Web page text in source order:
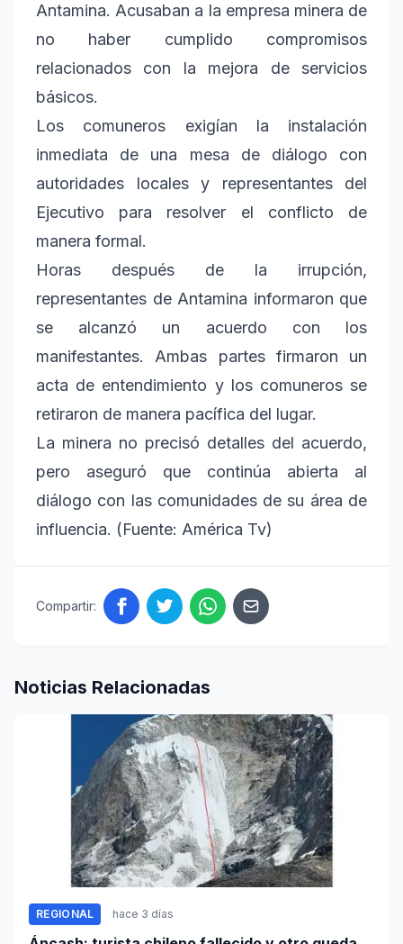
Antamina. Acusaban a la empresa minera de
no haber cumplido compromisos
relacionados con la mejora de servicios
básicos.
Los comuneros exigían la instalación
inmediata de una mesa de diálogo con
autoridades locales y representantes del
Ejecutivo para resolver el conflicto de
manera formal.
Horas después de la irrupción,
representantes de Antamina informaron que
se alcanzó un acuerdo con los
manifestantes. Ambas partes firmaron un
acta de entendimiento y los comuneros se
retiraron de manera pacífica del lugar.
La minera no precisó detalles del acuerdo,
pero aseguró que continúa abierta al
diálogo con las comunidades de su área de
influencia. (Fuente: América Tv)
Compartir:
Noticias Relacionadas
REGIONAL hace 3 días